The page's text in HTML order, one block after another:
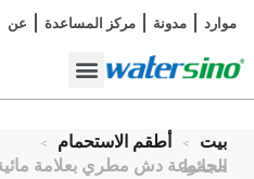
موارد مدونة مركز المساعدة عن
بيت > أطقم الاستحمام >
مجموعة دش مطري بعلامة مائية من الرخام والنحاس داخل الحائط